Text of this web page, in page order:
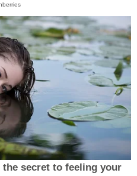
secret to feeling your